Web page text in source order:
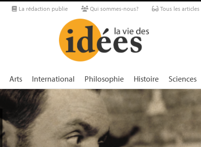
La rédaction publie Qui sommes-nous? Tous les articles
Arts International Philosophie Histoire Sciences